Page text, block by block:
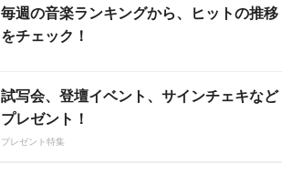
毎週の音楽ランキングから、ヒットの推移
をチェック！
試写会、登壇イベント、サインチェキなど
プレゼント！
プレゼント特集